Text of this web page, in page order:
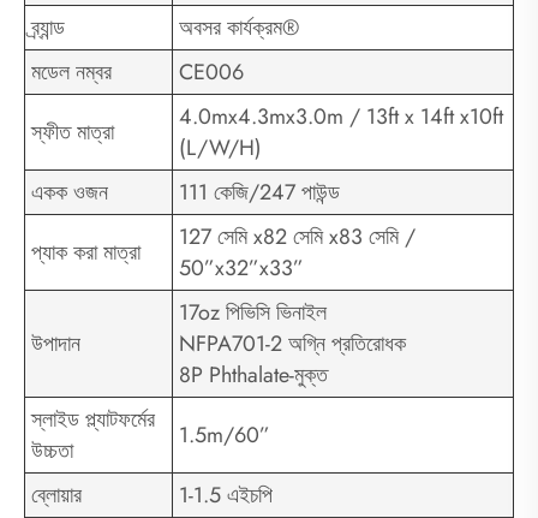
ব্র্যান্ড
অবসর কার্যক্রম®
মডেল নম্বর
CE006
স্ফীত মাত্রা
4.0mx4.3mx3.0m / 13ft x 14ft x10ft
(L/W/H)
একক ওজন
111 কেজি/247 পাউন্ড
প্যাক করা মাত্রা
127 সেমি x82 সেমি x83 সেমি /
50”x32”x33”
উপাদান
17oz পিভিসি ভিনাইল
NFPA701-2 অগ্নি প্রতিরোধক
8P Phthalate-মুক্ত
স্লাইড প্ল্যাটফর্মের
উচ্চতা
1.5m/60”
ব্লোয়ার
1-1.5 এইচপি